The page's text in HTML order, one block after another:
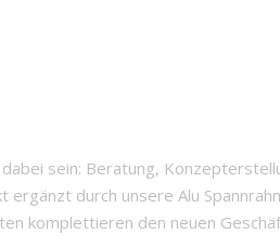
sein: Beratung,
durch unsere Alu
komplettieren den neuen